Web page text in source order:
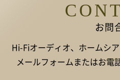
お問
Hi-Fiオーディオ、ホームシ
メールフォームまたはお電